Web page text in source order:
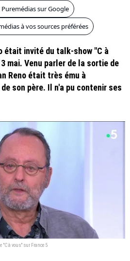
Puremédias sur Google
à vos sources préférées
était invité du talk-show "C à
mai. Venu parler de la sortie de
Reno était très ému à
son père. Il n'a pu contenir ses
"C à vous" sur France 5